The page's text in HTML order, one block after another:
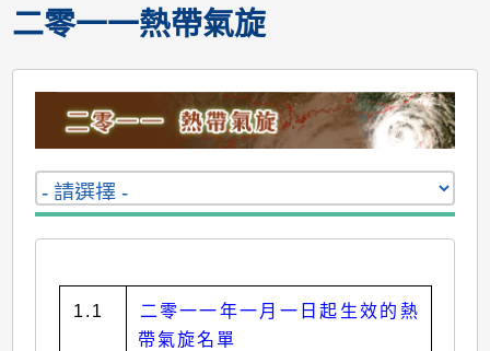
二零一一熱帶氣旋
1.1
二零一一年一月一日起生效的熱
帶氣旋名單